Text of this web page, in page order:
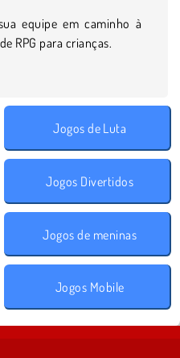
equipe em caminho à
RPG para crianças.
Jogos de Luta
Jogos Divertidos
Jogos de meninas
Jogos Mobile